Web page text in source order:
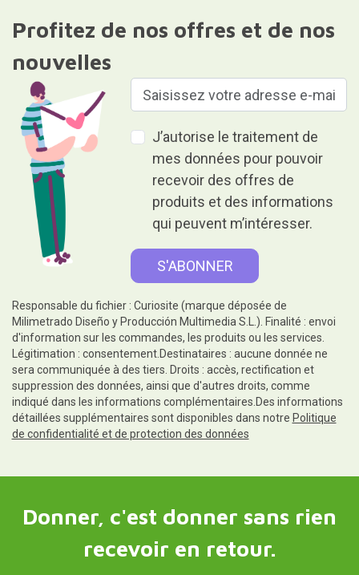
Profitez de nos offres et de nos
nouvelles
J’autorise le traitement de
mes données pour pouvoir
recevoir des offres de
produits et des informations
qui peuvent m’intéresser.
Responsable du fichier : Curiosite (marque déposée de
Milimetrado Diseño y Producción Multimedia S.L.). Finalité : envoi
d'information sur les commandes, les produits ou les services.
Légitimation : consentement.Destinataires : aucune donnée ne
sera communiquée à des tiers. Droits : accès, rectification et
suppression des données, ainsi que d'autres droits, comme
indiqué dans les informations complémentaires.Des informations
détaillées supplémentaires sont disponibles dans notre Politique
de confidentialité et de protection des données
Donner, c'est donner sans rien
recevoir en retour.